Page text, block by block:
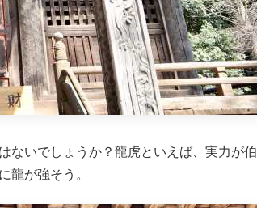
ないでしょうか？龍虎といえば、実力が伯
龍が強そう。